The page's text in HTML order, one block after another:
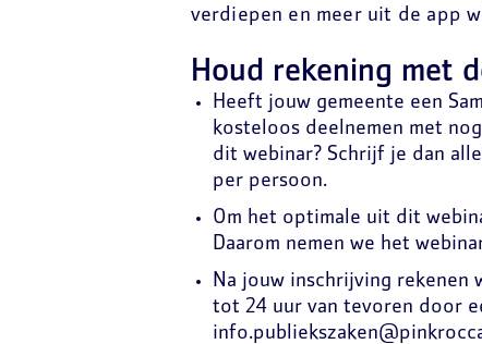
verdiepen en meer uit de app
Houd rekening met
Heeft jouw gemeente een
kosteloos deelnemen met
dit webinar? Schrijf je dan
per persoon.
Om het optimale uit dit
Daarom nemen we het
Na jouw inschrijving rekenen
tot 24 uur van tevoren door